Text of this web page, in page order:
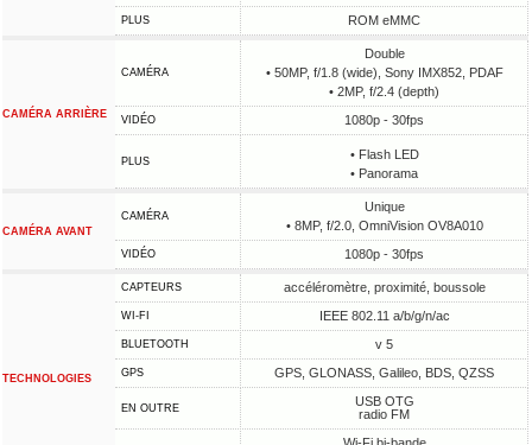
PLUS ROM eMMC
CAMÉRA ARRIÈRE
CAMÉRA
Double
• 50MP, f/1.8 (wide), Sony IMX852, PDAF
• 2MP, f/2.4 (depth)
VIDÉO 1080p - 30fps
PLUS
• Flash LED
• Panorama
CAMÉRA AVANT
CAMÉRA
Unique
• 8MP, f/2.0, OmniVision OV8A010
VIDÉO 1080p - 30fps
TECHNOLOGIES
CAPTEURS accéléromètre, proximité, boussole
WI-FI IEEE 802.11 a/b/g/n/ac
BLUETOOTH v 5
GPS GPS, GLONASS, Galileo, BDS, QZSS
EN OUTRE
USB OTG
radio FM